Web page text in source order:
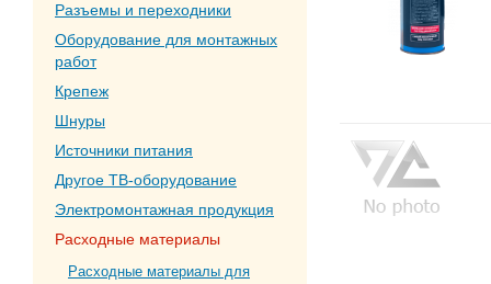
Разъемы и переходники
Оборудование для монтажных
работ
Крепеж
Шнуры
Источники питания
Другое ТВ-оборудование
Электромонтажная продукция
Расходные материалы
Расходные материалы для